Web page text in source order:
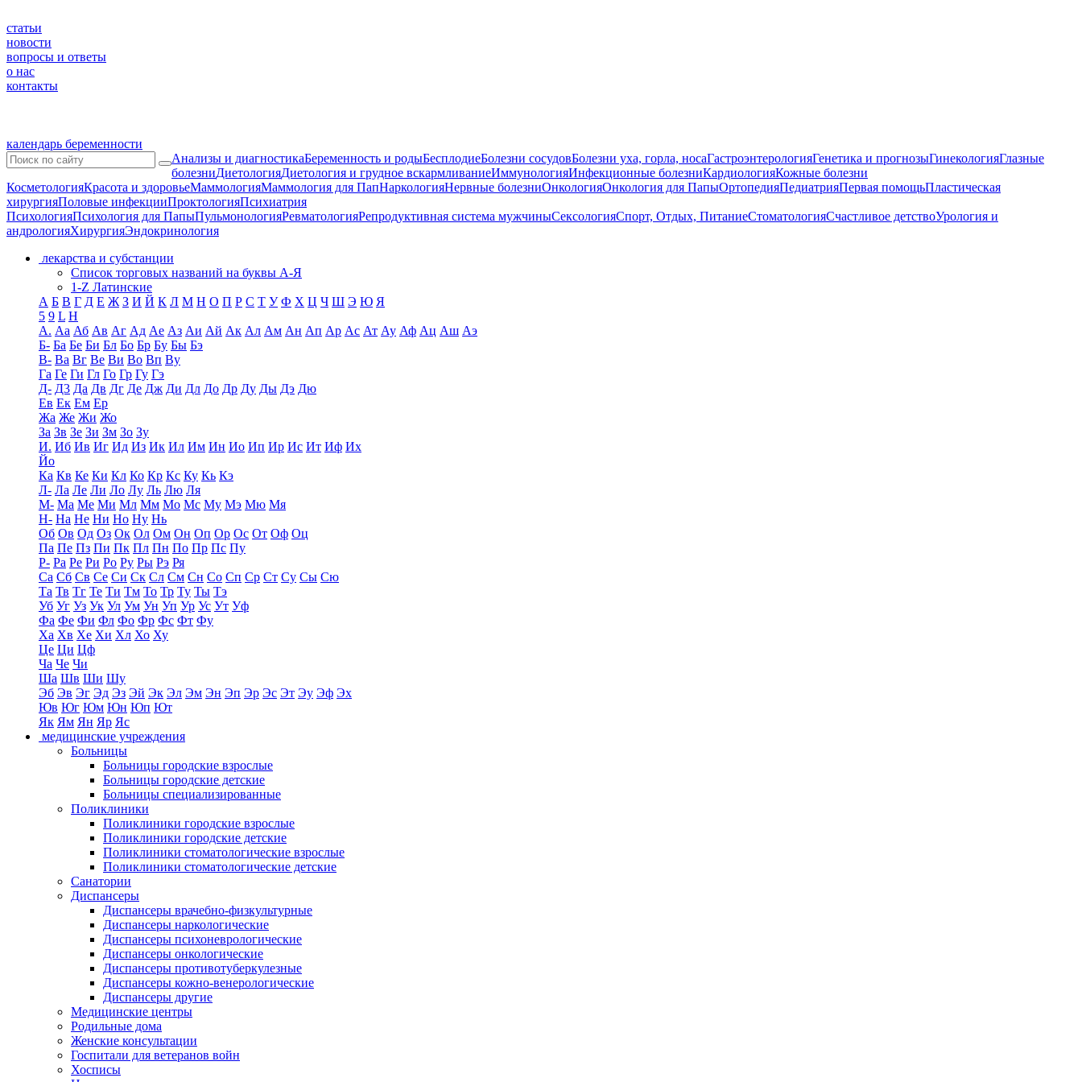
статьи
новости
вопросы и ответы
о нас
контакты
календарь беременности
Анализы и диагностикаБеременность и родыБесплодиеБолезни сосудовБолезни уха, горла, носаГастроэнтерологияГенетика и прогнозыГинекологияГлазные
болезниДиетологияДиетология и грудное вскармливаниеИммунологияИнфекционные болезниКардиологияКожные болезни
КосметологияКрасота и здоровьеМаммологияМаммология для ПапНаркологияНервные болезниОнкологияОнкология для ПапыОртопедияПедиатрияПервая помощьПластическая
хирургияПоловые инфекцииПроктологияПсихиатрия
ПсихологияПсихология для ПапыПульмонологияРевматологияРепродуктивная система мужчиныСексологияСпорт, Отдых, ПитаниеСтоматологияСчастливое детствоУрология и
андрологияХирургияЭндокринология
лекарства и субстанции
Список торговых названий на буквы А-Я
1-Z Латинские
А Б В Г Д Е Ж З И Й К Л М Н О П Р С Т У Ф Х Ц Ч Ш Э Ю Я
5 9 L H
А. Аа Аб Ав Аг Ад Ае Аз Аи Ай Ак Ал Ам Ан Ап Ар Ас Ат Ау Аф Ац Аш Аэ
Б- Ба Бе Би Бл Бо Бр Бу Бы Бэ
В- Ва Вг Ве Ви Во Вп Ву
Га Ге Ги Гл Го Гр Гу Гэ
Д- Д3 Да Дв Дг Де Дж Ди Дл До Др Ду Ды Дэ Дю
Ев Ек Ем Ер
Жа Же Жи Жо
За Зв Зе Зи Зм Зо Зу
И. Иб Ив Иг Ид Из Ик Ил Им Ин Ио Ип Ир Ис Ит Иф Их
Йо
Ка Кв Ке Ки Кл Ко Кр Кс Ку Кь Кэ
Л- Ла Ле Ли Ло Лу Ль Лю Ля
М- Ма Ме Ми Мл Мм Мо Мс Му Мэ Мю Мя
Н- На Не Ни Но Ну Нь
Об Ов Од Оз Ок Ол Ом Он Оп Ор Ос От Оф Оц
Па Пе Пз Пи Пк Пл Пн По Пр Пс Пу
Р- Ра Ре Ри Ро Ру Ры Рэ Ря
Са Сб Св Се Си Ск Сл См Сн Со Сп Ср Ст Су Сы Сю
Та Тв Тг Те Ти Тм То Тр Ту Ты Тэ
Уб Уг Уз Ук Ул Ум Ун Уп Ур Ус Ут Уф
Фа Фе Фи Фл Фо Фр Фс Фт Фу
Ха Хв Хе Хи Хл Хо Ху
Це Ци Цф
Ча Че Чи
Ша Шв Ши Шу
Эб Эв Эг Эд Эз Эй Эк Эл Эм Эн Эп Эр Эс Эт Эу Эф Эх
Юв Юг Юм Юн Юп Ют
Як Ям Ян Яр Яс
медицинские учреждения
Больницы
Больницы городские взрослые
Больницы городские детские
Больницы специализированные
Поликлиники
Поликлиники городские взрослые
Поликлиники городские детские
Поликлиники стоматологические взрослые
Поликлиники стоматологические детские
Санатории
Диспансеры
Диспансеры врачебно-физкультурные
Диспансеры наркологические
Диспансеры психоневрологические
Диспансеры онкологические
Диспансеры противотуберкулезные
Диспансеры кожно-венерологические
Диспансеры другие
Медицинские центры
Родильные дома
Женские консультации
Госпитали для ветеранов войн
Хосписы